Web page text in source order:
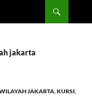
jakarta
JAKARTA,KURSI,